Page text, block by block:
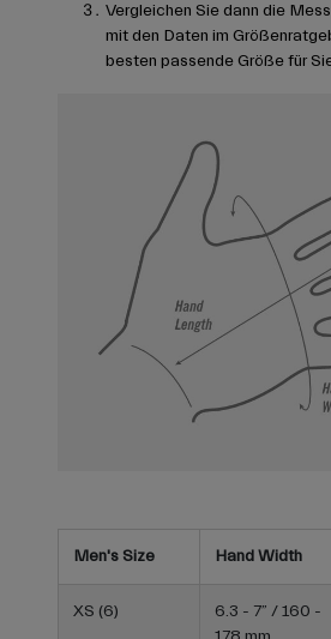
Vergleichen Sie dann die
mit den Daten im
besten passende Größe für
Men's Size Hand Width
XS (6)
6.3 - 7” / 160 -